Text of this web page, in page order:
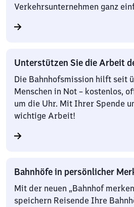
Verkehrsunternehmen ganz
Unterstützen Sie die Arbeit
Die Bahnhofsmission hilft seit
Menschen in Not – kostenlos,
um die Uhr. Mit Ihrer Spende
wichtige Arbeit!
Bahnhöfe in persönlicher
Mit der neuen „Bahnhof
speichern Reisende Ihre